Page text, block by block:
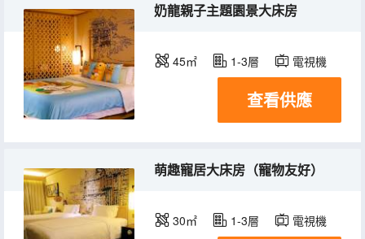
奶龍親子主題園景大床房
45㎡ 1-3層 電視機
查看供應
萌趣寵居大床房（寵物友好）
30㎡ 1-3層 電視機